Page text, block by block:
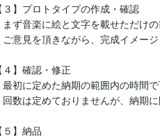
３】プロトタイプの作成・確認
まず音楽に絵と文字を載せただけ
ご意見を頂きながら、完成イメー
４】確認・修正
最初に定めた納期の範囲内の時間で
回数は定めておりませんが、納期
５】納品